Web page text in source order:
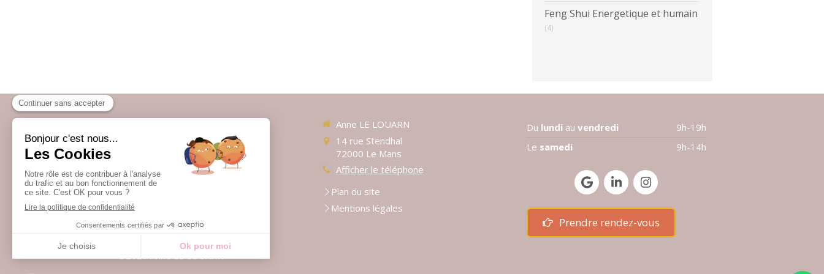
Feng Shui Energetique et humain
(4)
Infos pratiques
Témoignages
Contact
Anne LE LOUARN
14 rue Stendhal
72000 Le Mans
Afficher le téléphone
Plan du site
Mentions légales
Du lundi au vendredi
9h-19h
Le samedi 9h-14h
Prendre rendez-vous